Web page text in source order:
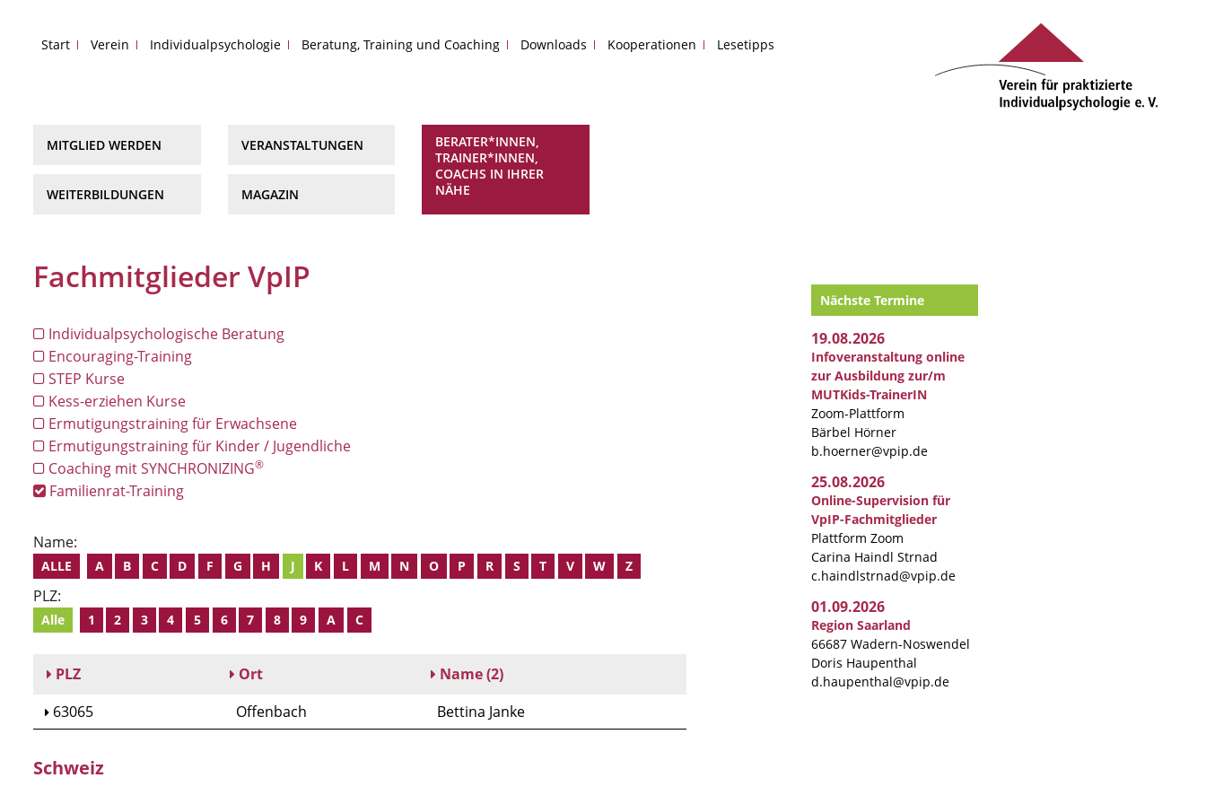
Start Verein Individualpsychologie Beratung, Training und Coaching Downloads Kooperationen Lesetipps
MITGLIED WERDEN
WEITERBILDUNGEN
VERANSTALTUNGEN
MAGAZIN
BERATER*INNEN,
TRAINER*INNEN,
COACHS IN IHRER
NÄHE
Fachmitglieder VpIP
Individualpsychologische Beratung
Encouraging-Training
STEP Kurse
Kess-erziehen Kurse
Ermutigungstraining für Erwachsene
Ermutigungstraining für Kinder / Jugendliche
Coaching mit SYNCHRONIZING®
Familienrat-Training
Name:
ALLE A B C D F G H J K L M N O P R S T V W Z
PLZ:
Alle 1 2 3 4 5 6 7 8 9 A C
PLZ Ort Name(2)
63065
Offenbach Bettina Janke
Schweiz
Nächste Termine
19.08.2026
Infoveranstaltung online
zur Ausbildung zur/m
MUTKids-TrainerIN
Zoom-Plattform
Bärbel Hörner
b.hoerner@vpip.de
25.08.2026
Online-Supervision für
VpIP-Fachmitglieder
Plattform Zoom
Carina Haindl Strnad
c.haindlstrnad@vpip.de
01.09.2026
Region Saarland
66687 Wadern-Noswendel
Doris Haupenthal
d.haupenthal@vpip.de